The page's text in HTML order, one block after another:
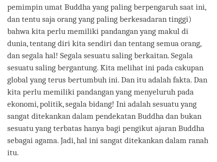
pemimpin umat Buddha yang paling berpengaruh saat ini,
dan tentu saja orang yang paling berkesadaran tinggi)
bahwa kita perlu memiliki pandangan yang makul di
dunia, tentang diri kita sendiri dan tentang semua orang,
dan segala hal! Segala sesuatu saling berkaitan. Segala
sesuatu saling bergantung. Kita melihat ini pada cakupan
global yang terus bertumbuh ini. Dan itu adalah fakta. Dan
kita perlu memiliki pandangan yang menyeluruh pada
ekonomi, politik, segala bidang! Ini adalah sesuatu yang
sangat ditekankan dalam pendekatan Buddha dan bukan
sesuatu yang terbatas hanya bagi pengikut ajaran Buddha
sebagai agama. Jadi, hal ini sangat ditekankan dalam ranah
itu.